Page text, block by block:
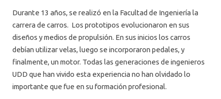
Durante 13 años, se realizó en la Facultad de Ingeniería la
carrera de carros. Los prototipos evolucionaron en sus
diseños y medios de propulsión. En sus inicios los carros
debían utilizar velas, luego se incorporaron pedales, y
finalmente, un motor. Todas las generaciones de ingenieros
UDD que han vivido esta experiencia no han olvidado lo
importante que fue en su formación profesional.